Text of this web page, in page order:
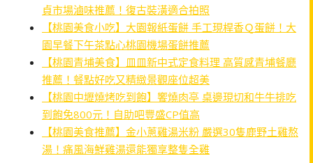
貞市場滷味推薦！復古裝潢適合拍照
【桃園美食小吃】大園報紙蛋餅 手工現桿香Ｑ蛋餅！大
園早餐下午茶點心桃園機場蛋餅推薦
【桃園青埔美食】皿皿新中式定食料理 高質感青埔餐廳
推薦！餐點好吃又精緻景觀座位超美
【桃園中壢燒烤吃到飽】饗燒肉亭 桌邊現切和牛牛排吃
到飽免800元！自助吧豐盛CP值高
【桃園美食推薦】金小蔥雞湯米粉 嚴選30隻鹿野土雞熬
湯！痛風海鮮雞湯還能獨享整隻全雞